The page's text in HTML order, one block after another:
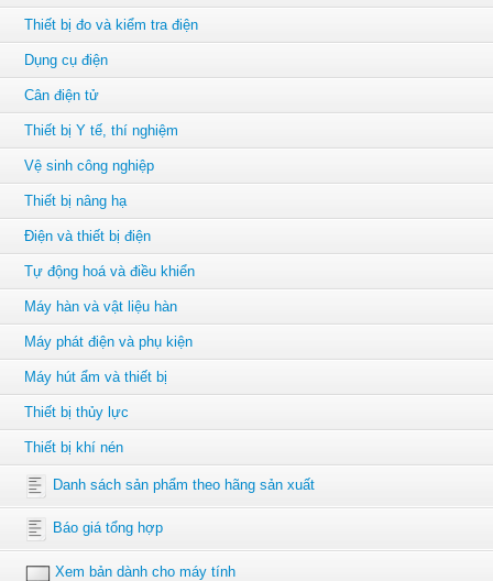
Thiết bị đo và kiểm tra điện
Dụng cụ điện
Cân điện tử
Thiết bị Y tế, thí nghiệm
Vệ sinh công nghiệp
Thiết bị nâng hạ
Điện và thiết bị điện
Tự động hoá và điều khiển
Máy hàn và vật liệu hàn
Máy phát điện và phụ kiện
Máy hút ẩm và thiết bị
Thiết bị thủy lực
Thiết bị khí nén
Danh sách sản phẩm theo hãng sản xuất
Báo giá tổng hợp
Xem bản dành cho máy tính